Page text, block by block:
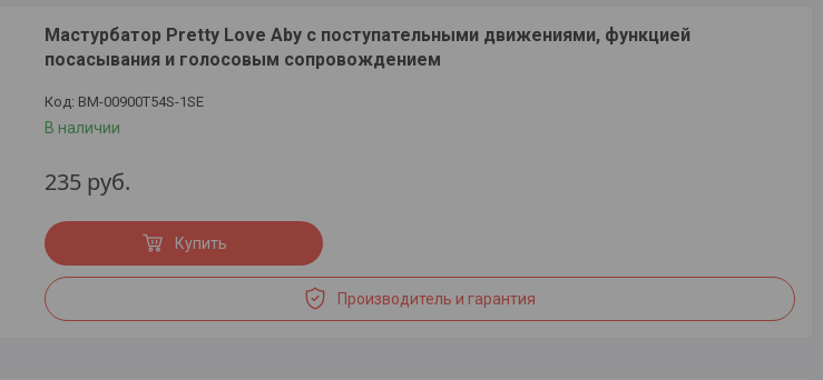
Мастурбатор Pretty Love Aby с поступательными движениями, функцией
посасывания и голосовым сопровождением
BM-00900T54S-1SE
В наличии
235 руб.
Купить
Производитель и гарантия